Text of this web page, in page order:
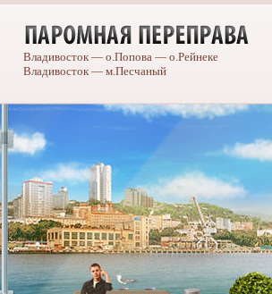
Владивосток — о.Попова — о.Рейнеке
Владивосток — м.Песчаный